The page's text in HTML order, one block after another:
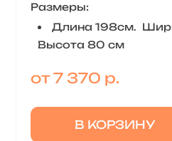
Размеры:
Длина 198см.
Высота 80 см
от 7 370 р.
В КОРЗИНУ